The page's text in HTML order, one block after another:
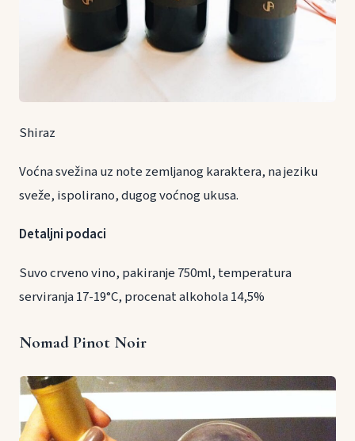
Shiraz
Voćna svežina uz note zemljanog karaktera, na jeziku
sveže, ispolirano, dugog voćnog ukusa.
Detaljni podaci
Suvo crveno vino, pakiranje 750ml, temperatura
serviranja 17-19°C, procenat alkohola 14,5%
Nomad Pinot Noir